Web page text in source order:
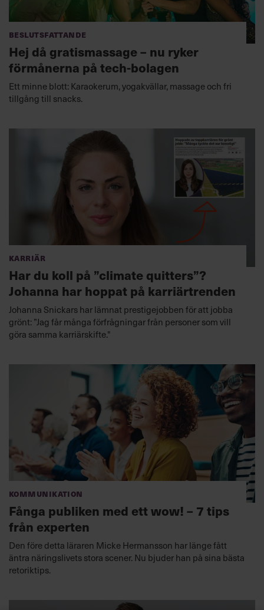
Beslutsfattande
Hej då gratismassage – nu ryker
förmånerna på tech-bolagen
Ett minne blott: Karaokerum, yogakvällar, massage och fri
tillgång till snacks.
Karriär
Har du koll på ”climate quitters”?
Johanna har hoppat på karriärtrenden
Johanna Snickars har lämnat prestigejobben för att jobba
grönt: ”Jag får många förfrågningar från personer som vill
göra samma karriärskifte."
Kommunikation
Fånga publiken med ett wow! – 7 tips
från experten
Den före detta läraren Micke Hermansson har länge fått
äntra näringslivets stora scener. Nu bjuder han på sina bästa
retoriktips.